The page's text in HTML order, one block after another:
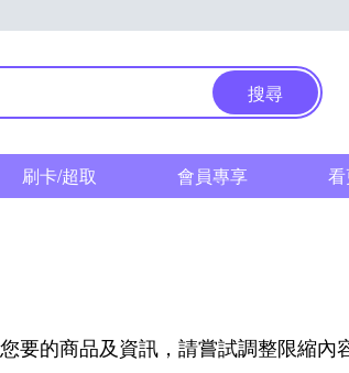
搜尋
刷卡/超取 會員專享
要的商品及資訊，請嘗試調整限縮內